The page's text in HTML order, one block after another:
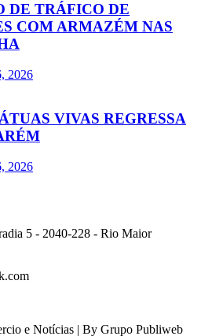
DE TRÁFICO DE
COM ARMAZÉM NAS
2026
VIVAS REGRESSA
2026
5 - 2040-228 - Rio Maior
e Notícias | By Grupo Publiweb